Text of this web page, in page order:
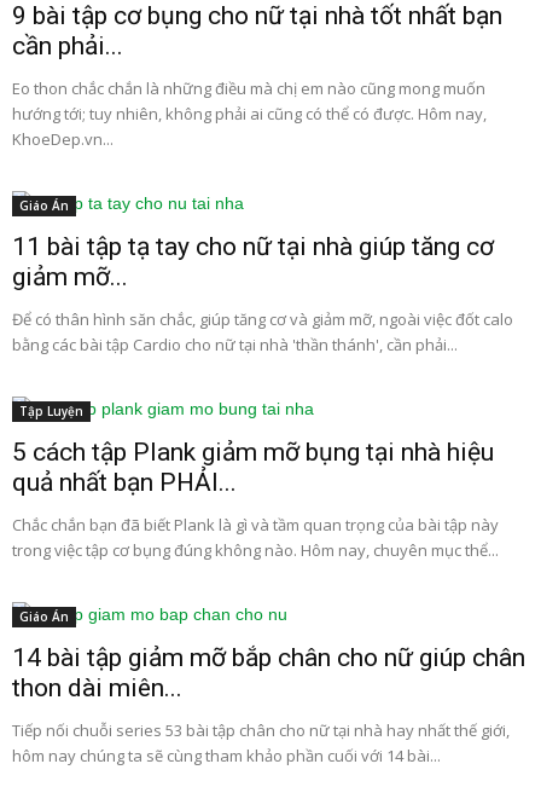
9 bài tập cơ bụng cho nữ tại nhà tốt nhất bạn
cần phải...
Eo thon chắc chắn là những điều mà chị em nào cũng mong muốn
hướng tới; tuy nhiên, không phải ai cũng có thể có được. Hôm nay,
KhoeDep.vn...
Giáo Án
11 bài tập tạ tay cho nữ tại nhà giúp tăng cơ
giảm mỡ...
Để có thân hình săn chắc, giúp tăng cơ và giảm mỡ, ngoài việc đốt calo
bằng các bài tập Cardio cho nữ tại nhà 'thần thánh', cần phải...
Tập Luyện
5 cách tập Plank giảm mỡ bụng tại nhà hiệu
quả nhất bạn PHẢI...
Chắc chắn bạn đã biết Plank là gì và tầm quan trọng của bài tập này
trong việc tập cơ bụng đúng không nào. Hôm nay, chuyên mục thể...
Giáo Án
14 bài tập giảm mỡ bắp chân cho nữ giúp chân
thon dài miên...
Tiếp nối chuỗi series 53 bài tập chân cho nữ tại nhà hay nhất thế giới,
hôm nay chúng ta sẽ cùng tham khảo phần cuối với 14 bài...